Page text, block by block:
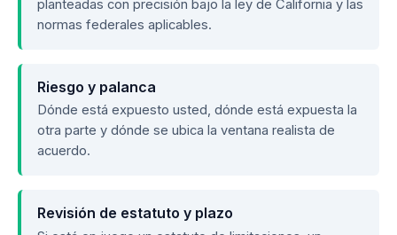
planteadas con precisión bajo la ley de California y las
normas federales aplicables.
Riesgo y palanca
Dónde está expuesto usted, dónde está expuesta la
otra parte y dónde se ubica la ventana realista de
acuerdo.
Revisión de estatuto y plazo